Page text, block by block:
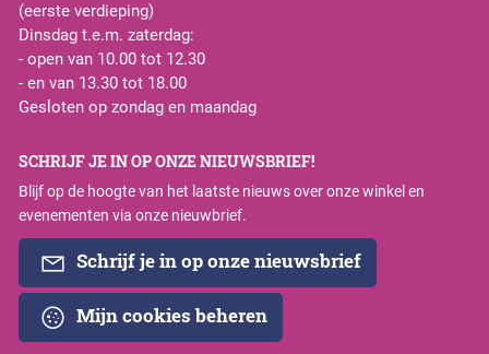
(eerste verdieping)
Dinsdag t.e.m. zaterdag:
- open van 10.00 tot 12.30
- en van 13.30 tot 18.00
Gesloten op zondag en maandag
SCHRIJF JE IN OP ONZE NIEUWSBRIEF!
Blijf op de hoogte van het laatste nieuws over onze winkel en
evenementen via onze nieuwbrief.
Schrijf je in op onze nieuwsbrief
Mijn cookies beheren